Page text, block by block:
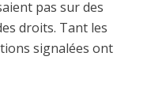
pas sur des
droits. Tant les
signalées ont